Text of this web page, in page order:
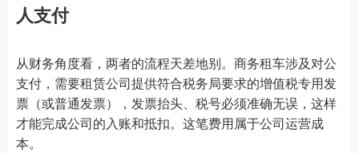
人支付
从财务角度看，两者的流程天差地别。商务租车涉及对公
支付，需要租赁公司提供符合税务局要求的增值税专用发
票（或普通发票），发票抬头、税号必须准确无误，这样
才能完成公司的入账和抵扣。这笔费用属于公司运营成
本。